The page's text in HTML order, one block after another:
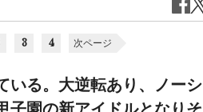
3 4 次ページ
いる。大逆転あり、ノー